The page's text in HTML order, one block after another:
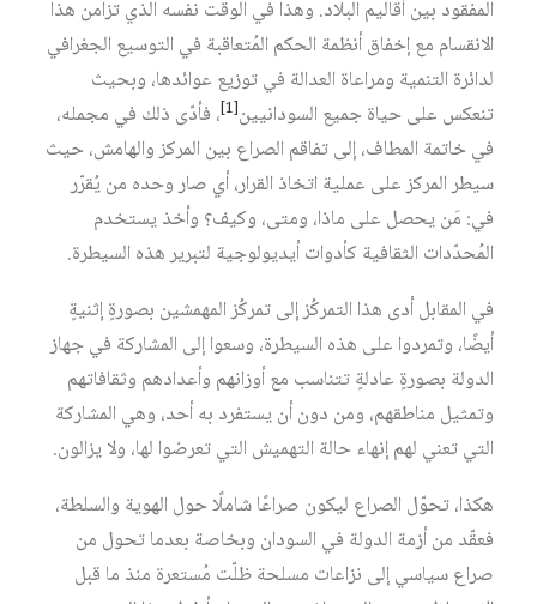
المفقود بين أقاليم البلاد. وهذا في الوقت نفسه الذي تزامن هذا
الانقسام مع إخفاق أنظمة الحكم المُتعاقبة في التوسيع الجغرافي
لدائرة التنمية ومراعاة العدالة في توزيع عوائدها، وبحيث
تنعكس على حياة جميع السودانيين[1] ، فأدّى ذلك في مجمله،
في خاتمة المطاف، إلى تفاقم الصراع بين المركز والهامش، حيث
سيطر المركز على عملية اتخاذ القرار، أي صار وحده من يُقرّر
في: مَن يحصل على ماذا، ومتى، وكيف؟ وأخذ يستخدم
المُحدّدات الثقافية كأدوات أيديولوجية لتبرير هذه السيطرة.
في المقابل أدى هذا التمركُز إلى تمركُز المهمشين بصورةٍ إثنيةٍ
أيضًا، وتمردوا على هذه السيطرة، وسعوا إلى المشاركة في جهاز
الدولة بصورةٍ عادلةٍ تتناسب مع أوزانهم وأعدادهم وثقافاتهم
وتمثيل مناطقهم، ومن دون أن يستفرد به أحد، وهي المشاركة
التي تعني لهم إنهاء حالة التهميش التي تعرضوا لها، ولا يزالون.
هكذا، تحوّل الصراع ليكون صراعًا شاملًا حول الهوية والسلطة،
فعقّد من أزمة الدولة في السودان وبخاصة بعدما تحول من
صراع سياسي إلى نزاعات مسلحة ظلّت مُستعرة منذ ما قبل